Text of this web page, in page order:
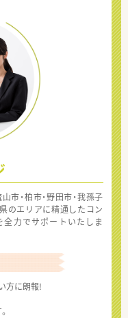
市・柏市・野田市・我孫子
のエリアに精通したコン
全力でサポートいたしま
方に朗報!